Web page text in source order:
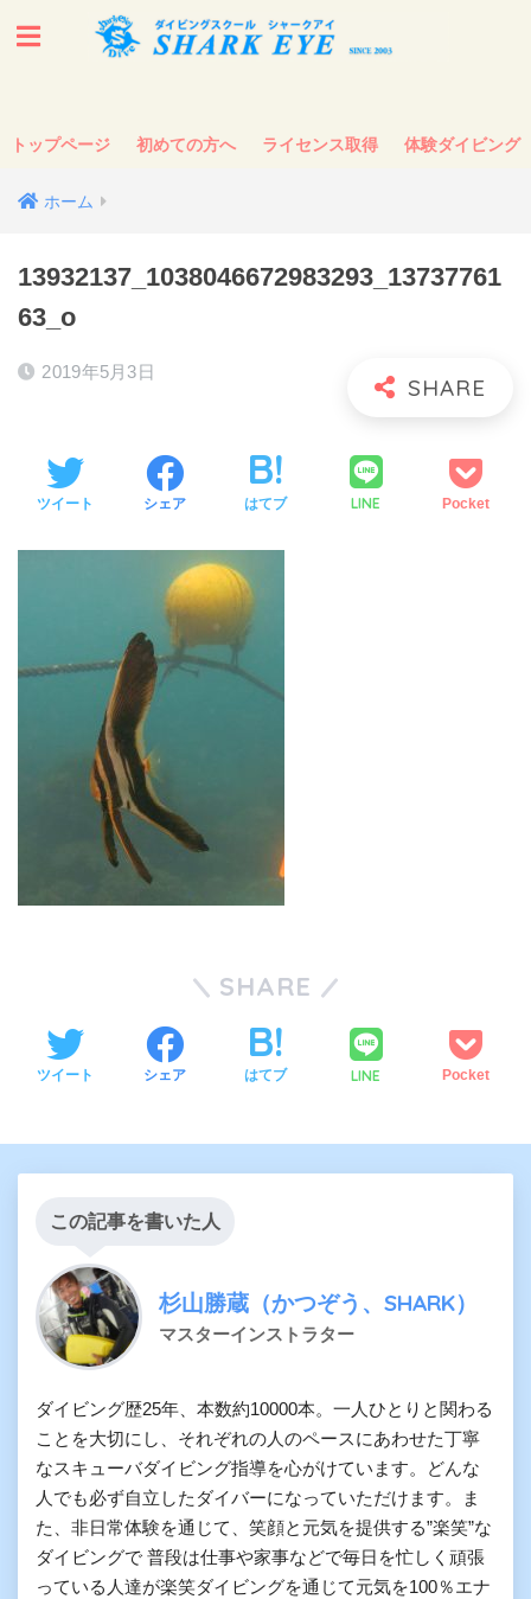
トップページ 初めての方へ ライセンス取得 体験ダイビング
ホーム
13932137_1038046672983293_13737761
63_o
2019年5月3日
ツイート シェア はてブ LINE Pocket
SHARE
ツイート シェア はてブ LINE Pocket
この記事を書いた人
杉山勝蔵（かつぞう、SHARK）
マスターインストラター
ダイビング歴25年、本数約10000本。一人ひとりと関わる
ことを大切にし、それぞれの人のペースにあわせた丁寧
なスキューバダイビング指導を心がけています。どんな
人でも必ず自立したダイバーになっていただけます。ま
た、非日常体験を通じて、笑顔と元気を提供する”楽笑”な
ダイビングで 普段は仕事や家事などで毎日を忙しく頑張
っている人達が楽笑ダイビングを通じて元気を100％エナ